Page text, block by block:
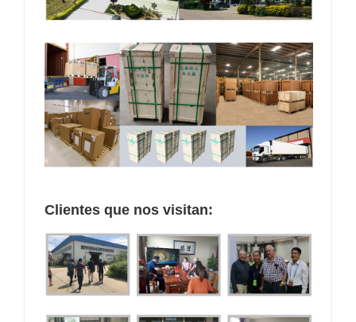
Clientes que nos visitan: